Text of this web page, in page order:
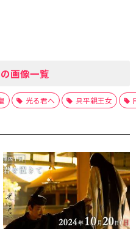
画像一覧
光る君へ 具平親王女